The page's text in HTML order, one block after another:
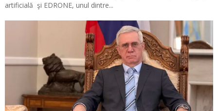
artificială şi EDRONE, unul dintre...